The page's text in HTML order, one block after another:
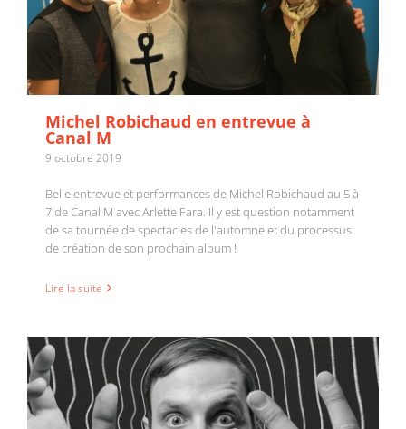
Michel Robichaud en entrevue à
Canal M
9 octobre 2019
Belle entrevue et performances de Michel Robichaud au 5 à
7 de Canal M avec Arlette Fara. Il y est question notamment
de sa tournée de spectacles de l'automne et du processus
de création de son prochain album !
Lire la suite
Tout refaire : un nouveau vidéoclip pour Michel
Robichaud